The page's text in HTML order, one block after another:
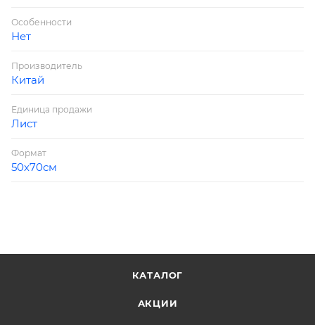
Особенности
Нет
Производитель
Китай
Единица продажи
Лист
Формат
50х70см
КАТАЛОГ
АКЦИИ